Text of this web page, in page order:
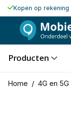
Kopen op
Producten
Home / 4G en